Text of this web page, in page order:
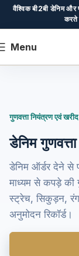
वैश्विक बी2बी डेनिम और
Menu
गुणवत्ता नियंत्रण एवं
डेनिम
डेनिम ऑर्डर देने से
माध्यम से कपड़े की
स्ट्रेच, सिकुड़न,
अनुमोदन रिकॉर्ड।